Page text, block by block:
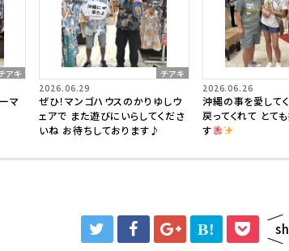
アキ
マ
チアキ
2026.06.29
ぜひ！マンゴハウスのかりゆしウ
ェアで また遊びにいらしてくださ
いね お待ちしております♪
2026.06.26
沖縄の事を愛して
戻ってくれて とて
す
B!